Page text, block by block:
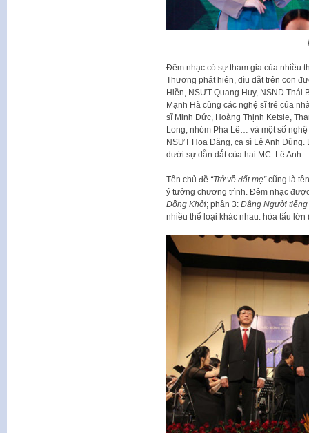
Đêm nhạc có sự tham gia của nhiều
Thương phát hiện, dìu dắt trên con
Hiền, NSƯT Quang Huy, NSND
Mạnh Hà cùng các nghệ sĩ trẻ của
sĩ Minh Đức, Hoàng Thịnh Ketsle,
Long, nhóm Pha Lê… và một số
NSƯT Hoa Đăng, ca sĩ Lê Anh
dưới sự dẫn dắt của hai MC: Lê Anh
Tên chủ đề “Trở về đất mẹ”cũng là
ý tưởng chương trình. Đêm nhạc
Đồng Khởi; phần 3: Dâng Người
nhiều thể loại khác nhau: hòa tấu